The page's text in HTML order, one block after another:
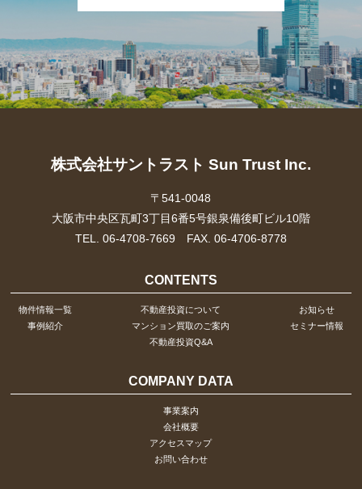
株式会社サントラスト Sun Trust Inc.
〒541-0048
大阪市中央区瓦町3丁目6番5号銀泉備後町ビル10階
TEL. 06-4708-7669 FAX. 06-4706-8778
CONTENTS
物件情報一覧
事例紹介
不動産投資について
マンション買取のご案内
不動産投資Q&A
お知らせ
セミナー情報
COMPANY DATA
事業案内
会社概要
アクセスマップ
お問い合わせ